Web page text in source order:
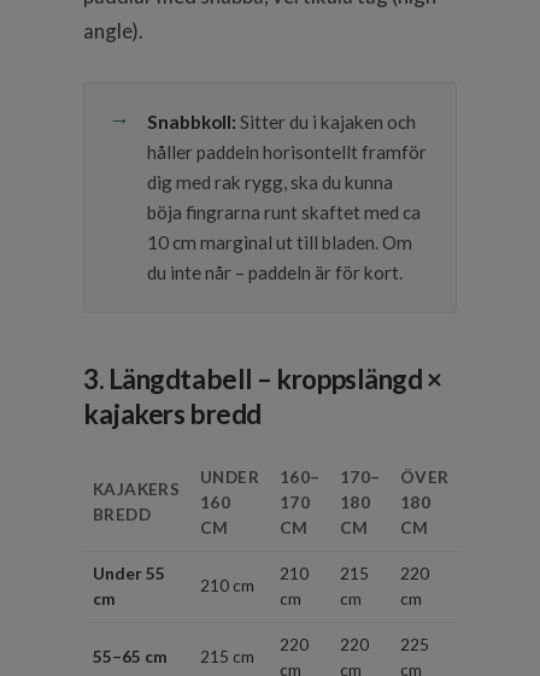
angle).
Snabbkoll: Sitter du i kajaken och
håller paddeln horisontellt framför
dig med rak rygg, ska du kunna
böja fingrarna runt skaftet med ca
10 cm marginal ut till bladen. Om
du inte når – paddeln är för kort.
3. Längdtabell – kroppslängd ×
kajakers bredd
KAJAKERS
BREDD
UNDER
160
CM
160–
170
CM
170–
180
CM
ÖVER
180
CM
Under 55
cm
210 cm
210
cm
215
cm
220
cm
55–65 cm 215 cm
220
cm
220
cm
225
cm